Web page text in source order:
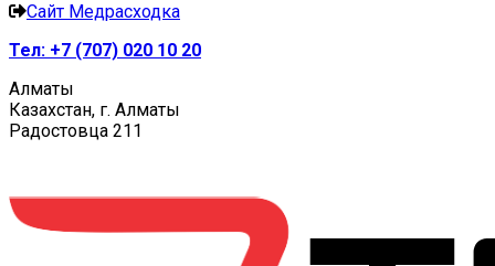
Сайт Медрасходка
Тел: +7 (707) 020 10 20
Алматы
Казахстан, г. Алматы
Радостовца 211